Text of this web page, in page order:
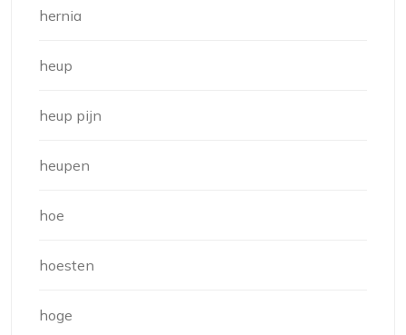
hernia
heup
heup pijn
heupen
hoe
hoesten
hoge